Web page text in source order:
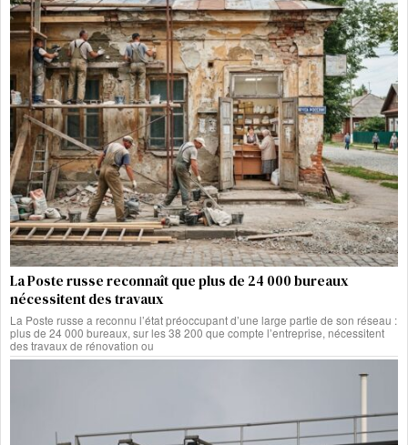
La Poste russe reconnaît que plus de 24 000 bureaux
nécessitent des travaux
La Poste russe a reconnu l’état préoccupant d’une large partie de son réseau :
plus de 24 000 bureaux, sur les 38 200 que compte l’entreprise, nécessitent
des travaux de rénovation ou